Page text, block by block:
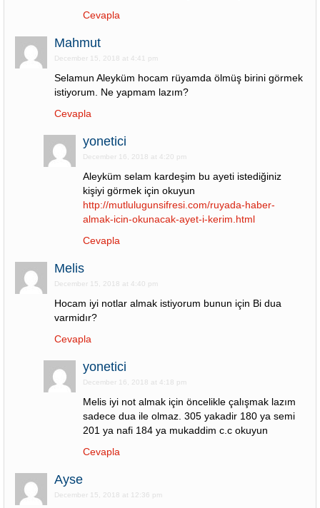
Cevapla
Mahmut
December 15, 2018 at 4:41 pm
Selamun Aleyküm hocam rüyamda ölmüş birini görmek
istiyorum. Ne yapmam lazım?
Cevapla
yonetici
December 16, 2018 at 4:20 pm
Aleyküm selam kardeşim bu ayeti istediğiniz
kişiyi görmek için okuyun
http://mutlulugunsifresi.com/ruyada-haber-
almak-icin-okunacak-ayet-i-kerim.html
Cevapla
Melis
December 15, 2018 at 4:40 pm
Hocam iyi notlar almak istiyorum bunun için Bi dua
varmidır?
Cevapla
yonetici
December 16, 2018 at 4:18 pm
Melis iyi not almak için öncelikle çalışmak lazım
sadece dua ile olmaz. 305 yakadir 180 ya semi
201 ya nafi 184 ya mukaddim c.c okuyun
Cevapla
Ayse
December 15, 2018 at 12:36 pm